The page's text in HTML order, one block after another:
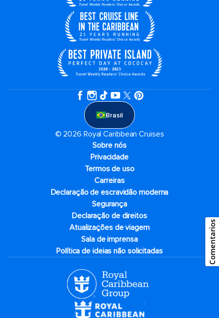
Brasil
© 2026 Royal Caribbean Cruises
Sobre nós
Privacidade
Termos de uso
Carreiras
Declaração de escravidão moderna
Segurança
Declaração de direitos
Atualizações de viagem
Sala de imprensa
Política de ideias não solicitadas
Comentarios